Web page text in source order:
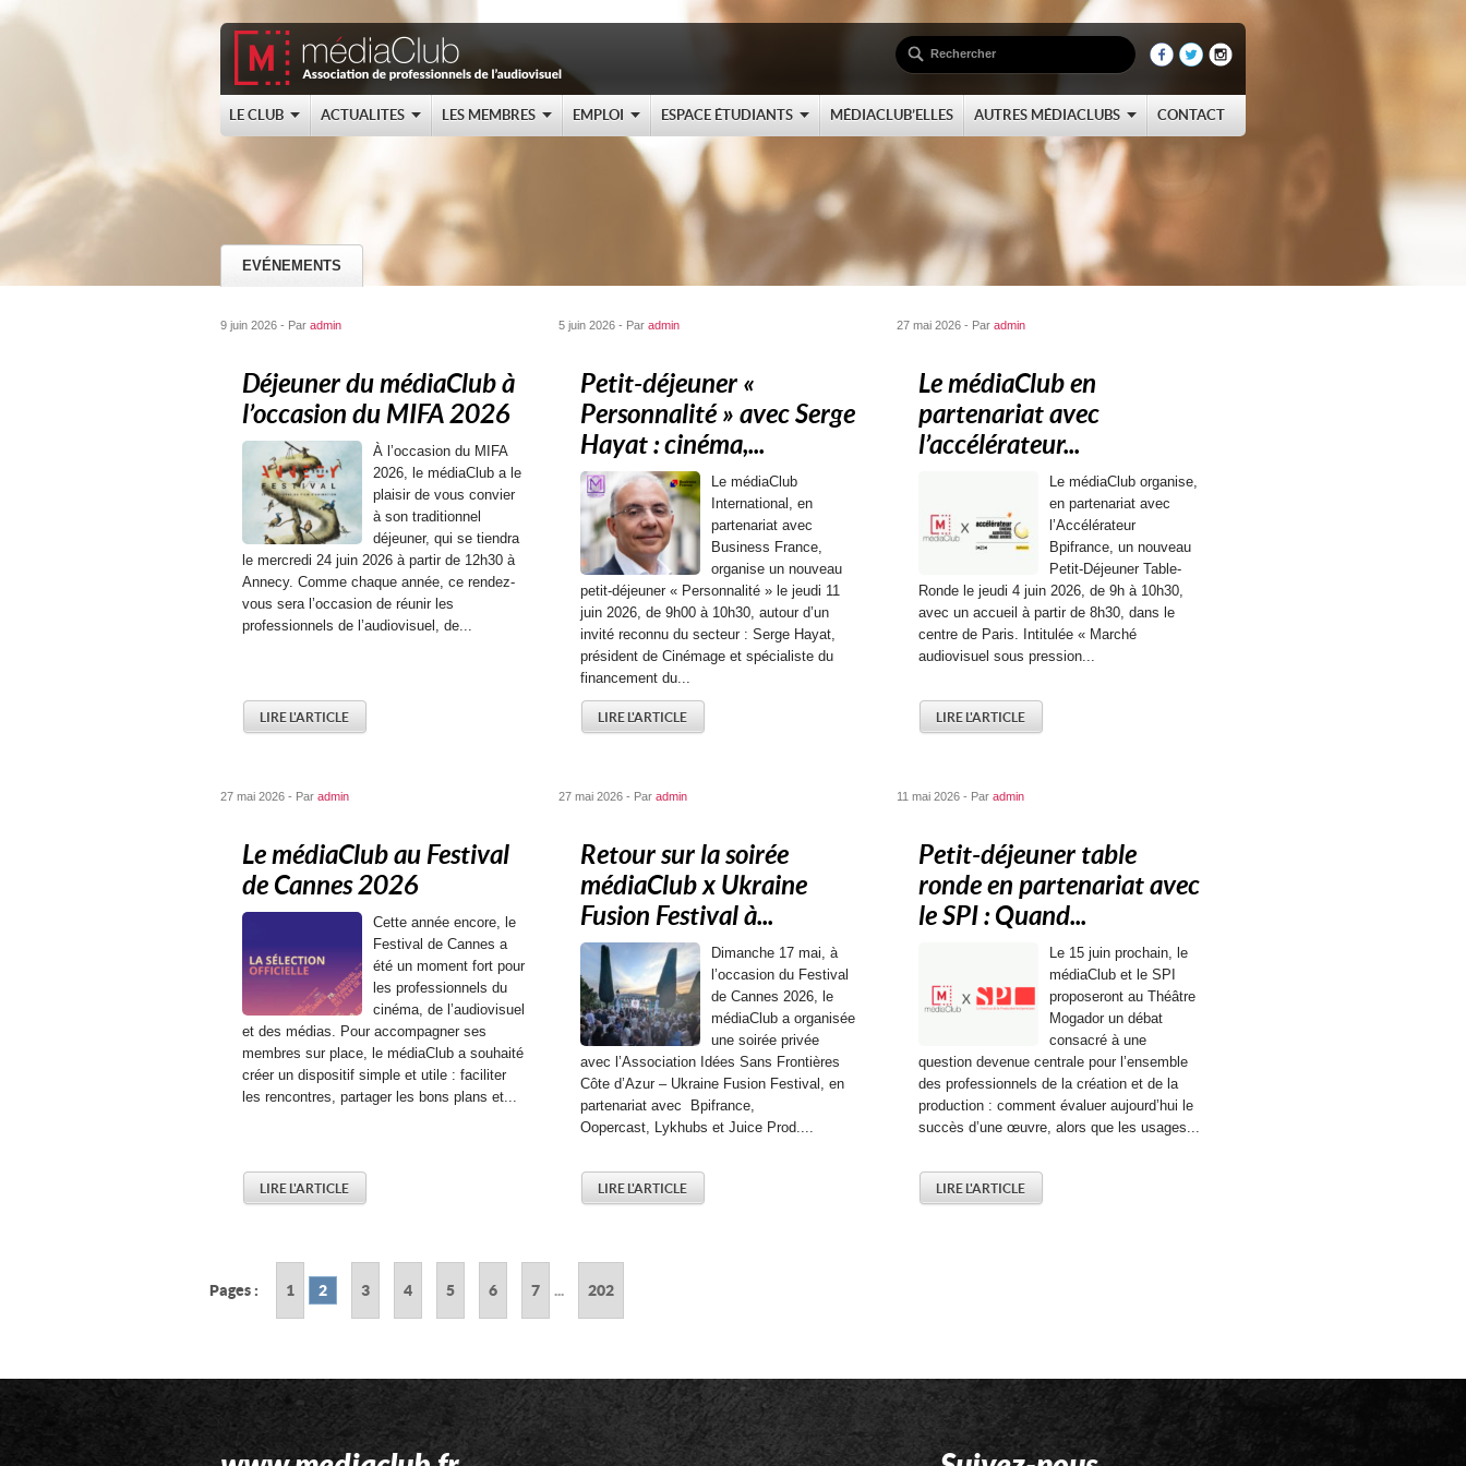
LE CLUB ACTUALITES LES MEMBRES EMPLOI ESPACE ÉTUDIANTS MÉDIACLUB’ELLES AUTRES MÉDIACLUBS CONTACT
EVÉNEMENTS
9 juin 2026 - Par admin
Déjeuner du médiaClub à
l’occasion du MIFA 2026
À l’occasion du MIFA
2026, le médiaClub a le
plaisir de vous convier
à son traditionnel
déjeuner, qui se tiendra
le mercredi 24 juin 2026 à partir de 12h30 à
Annecy. Comme chaque année, ce rendez-
vous sera l’occasion de réunir les
professionnels de l’audiovisuel, de...
LIRE L'ARTICLE
5 juin 2026 - Par admin
Petit-déjeuner «
Personnalité » avec Serge
Hayat : cinéma,...
Le médiaClub
International, en
partenariat avec
Business France,
organise un nouveau
petit-déjeuner « Personnalité » le jeudi 11
juin 2026, de 9h00 à 10h30, autour d’un
invité reconnu du secteur : Serge Hayat,
président de Cinémage et spécialiste du
financement du...
LIRE L'ARTICLE
27 mai 2026 - Par admin
Le médiaClub en
partenariat avec
l’accélérateur...
Le médiaClub organise,
en partenariat avec
l’Accélérateur
Bpifrance, un nouveau
Petit-Déjeuner Table-
Ronde le jeudi 4 juin 2026, de 9h à 10h30,
avec un accueil à partir de 8h30, dans le
centre de Paris. Intitulée « Marché
audiovisuel sous pression...
LIRE L'ARTICLE
27 mai 2026 - Par admin
Le médiaClub au Festival
de Cannes 2026
Cette année encore, le
Festival de Cannes a
été un moment fort pour
les professionnels du
cinéma, de l’audiovisuel
et des médias. Pour accompagner ses
membres sur place, le médiaClub a souhaité
créer un dispositif simple et utile : faciliter
les rencontres, partager les bons plans et...
LIRE L'ARTICLE
27 mai 2026 - Par admin
Retour sur la soirée
médiaClub x Ukraine
Fusion Festival à...
Dimanche 17 mai, à
l’occasion du Festival
de Cannes 2026, le
médiaClub a organisée
une soirée privée
avec l’Association Idées Sans Frontières
Côte d’Azur – Ukraine Fusion Festival, en
partenariat avec Bpifrance,
Oopercast, Lykhubs et Juice Prod....
LIRE L'ARTICLE
11 mai 2026 - Par admin
Petit-déjeuner table
ronde en partenariat avec
le SPI : Quand...
Le 15 juin prochain, le
médiaClub et le SPI
proposeront au Théâtre
Mogador un débat
consacré à une
question devenue centrale pour l’ensemble
des professionnels de la création et de la
production : comment évaluer aujourd’hui le
succès d’une œuvre, alors que les usages...
LIRE L'ARTICLE
Pages : 1 2 3 4 5 6 7 ... 202